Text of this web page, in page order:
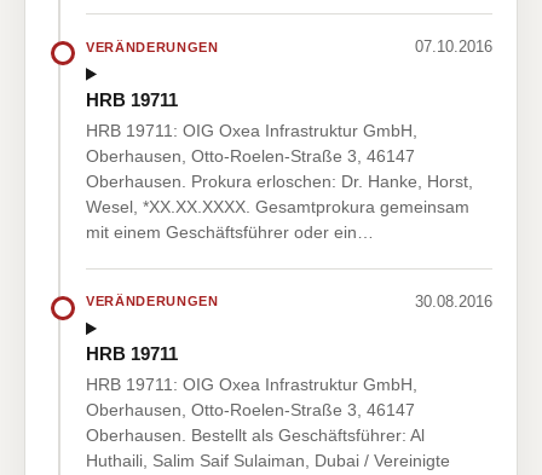
VERÄNDERUNGEN 07.10.2016
HRB 19711
HRB 19711: OIG Oxea Infrastruktur GmbH,
Oberhausen, Otto-Roelen-Straße 3, 46147
Oberhausen. Prokura erloschen: Dr. Hanke, Horst,
Wesel, *XX.XX.XXXX. Gesamtprokura gemeinsam
mit einem Geschäftsführer oder ein…
VERÄNDERUNGEN 30.08.2016
HRB 19711
HRB 19711: OIG Oxea Infrastruktur GmbH,
Oberhausen, Otto-Roelen-Straße 3, 46147
Oberhausen. Bestellt als Geschäftsführer: Al
Huthaili, Salim Saif Sulaiman, Dubai / Vereinigte